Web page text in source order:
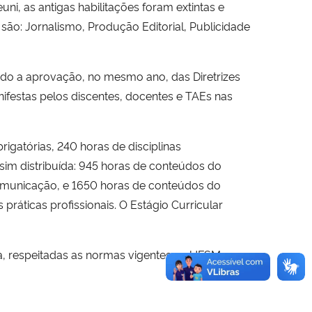
as antigas habilitações foram extintas e
Jornalismo, Produção Editorial, Publicidade
a aprovação, no mesmo ano, das Diretrizes
pelos discentes, docentes e TAEs nas
240 horas de disciplinas
distribuída: 945 horas de conteúdos do
e 1650 horas de conteúdos do
profissionais. O Estágio Curricular
as normas vigentes na UFSM,